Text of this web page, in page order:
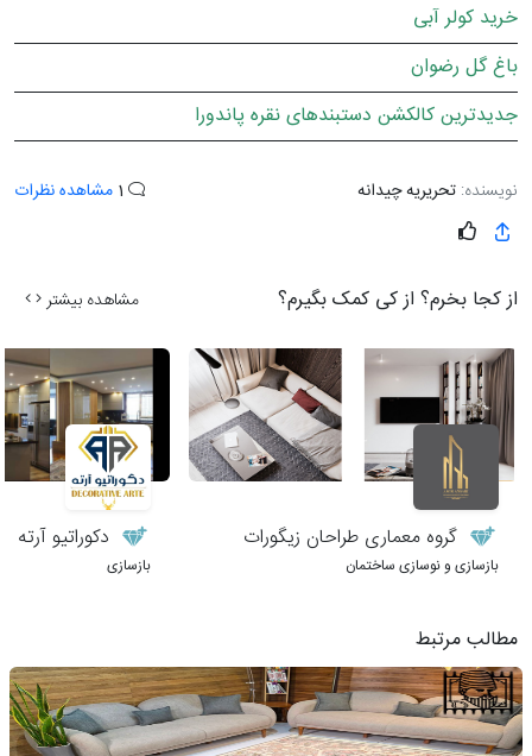
خرید کولر آبی
باغ گل رضوان
جدیدترین کالکشن دستبندهای نقره پاندورا
نویسنده: تحریریه چیدانه مشاهده نظرات
از کجا بخرم؟ از کی کمک بگیرم؟ مشاهده بیشتر
گروه معماری طراحان زیگورات
بازسازی و نوسازی ساختمان
دکوراتیو آرته
بازسازی
مطالب مرتبط